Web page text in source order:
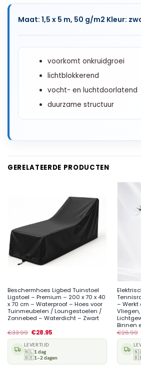
Maat: 1,5 x 5 m, 50 g/m2 Kleur:
voorkomt onkruidgroei
lichtblokkerend
vocht- en luchtdoorlatend
duurzame structuur
GERELATEERDE PRODUCTEN
Beschermhoes Ligbed Tuinstoel
Ligstoel – Premium – 200 x 70 x 40
x 70 cm – Waterproof – Hoes voor
Tuinmeubelen / Loungestoelen /
Zonnebed – Waterdicht – Zwart
€33.99 €28.95
LEVERTIJD
🇳🇱1 dag
🇧🇪1–2 dagen
– Werkt
Binnen
€26.99